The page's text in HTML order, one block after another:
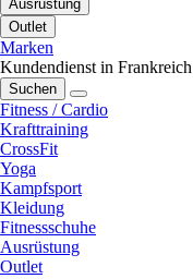
Ausrüstung
Outlet
Marken
Kundendienst in Frankreich
Suchen
Fitness / Cardio
Krafttraining
CrossFit
Yoga
Kampfsport
Kleidung
Fitnessschuhe
Ausrüstung
Outlet